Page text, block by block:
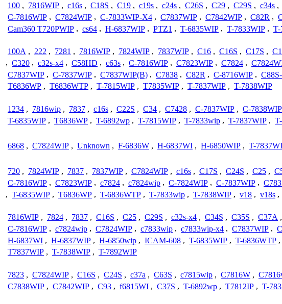
100 , 7816WIP , c16s , C18S , C19 , c19s , c24s , C26S , C29 , C29S , c34s ,
C-7816WIP , C7824WIP , C-7833WIP-X4 , C7837WIP , C7842WIP , C82R ,
Cam360 T720PWIP , cs64 , H-6837WIP , PTZ1 , T-6835WIP , T-7833WIP , T-
100A , 222 , 7281 , 7816WIP , 7824WIP , 7837WIP , C16 , C16S , C17S ,
, C320 , c32s-x4 , C58HD , c63s , C-7816WIP , C7823WIP , C7824 ,
C7837WIP , C-7837WIP , C7837WIP(B) , C7838 , C82R , C-8716WIP ,
T6836WP , T6836WTP , T-7815WIP , T7835WIP , T-7837WIP , T-7838WIP
1234 , 7816wip , 7837 , c16s , C22S , C34 , C7428 , C-7837WIP , C-7838WIP
T-6835WIP , T6836WP , T-6892wp , T-7815WIP , T-7833wip , T-7837WIP ,
6868 , C7824WIP , Unknown , F-6836W , H-6837WI , H-6850WIP , T-
720 , 7824WIP , 7837 , 7837WIP , C7824WIP , c16s , C17S , C24S , C25 ,
C-7816WIP , C7823WIP , c7824 , c7824wip , C-7824WIP , C-7837WIP ,
, T-6835WIP , T6836WP , T-6836WTP , T-7833wip , T-7838WIP , v18 , v18s ,
7816WIP , 7824 , 7837 , C16S , C25 , C29S , c32s-x4 , C34S , C35S , C37A ,
C-7816WIP , c7824wip , C7824WIP , c7833wip , c7833wip-x4 , C7837WIP ,
H-6837WI , H-6837WIP , H-6850wip , ICAM-608 , T-6835WIP , T-6836WTP ,
T7837WIP , T-7838WIP , T-7892WIP
7823 , C7824WIP , C16S , C24S , c37a , C63S , c7815wip , C7816W ,
C7838WIP , C7842WIP , C93 , f6815WI , C37S , T-6892wp , T7812IP , T-